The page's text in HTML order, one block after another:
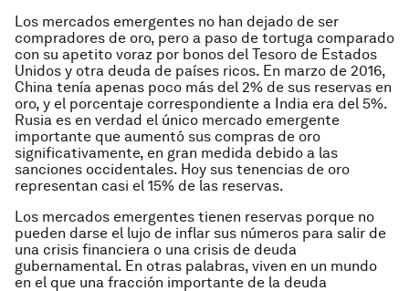
Los mercados emergentes no han dejado de ser
compradores de oro, pero a paso de tortuga comparado
con su apetito voraz por bonos del Tesoro de Estados
Unidos y otra deuda de países ricos. En marzo de 2016,
China tenía apenas poco más del 2% de sus reservas en
oro, y el porcentaje correspondiente a India era del 5%.
Rusia es en verdad el único mercado emergente
importante que aumentó sus compras de oro
significativamente, en gran medida debido a las
sanciones occidentales. Hoy sus tenencias de oro
representan casi el 15% de las reservas.
Los mercados emergentes tienen reservas porque no
pueden darse el lujo de inflar sus números para salir de
una crisis financiera o una crisis de deuda
gubernamental. En otras palabras, viven en un mundo
en el que una fracción importante de la deuda